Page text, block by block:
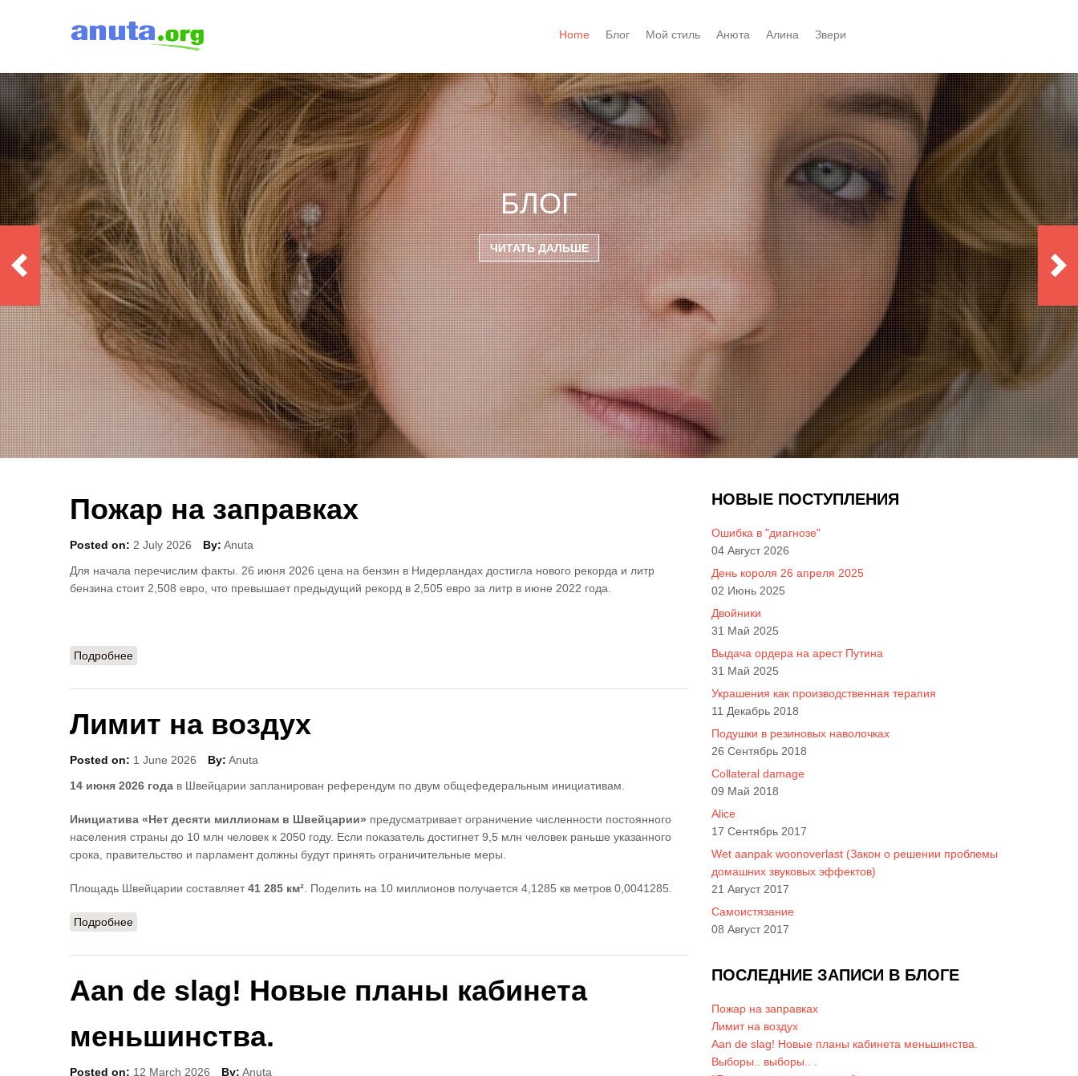
Home Блог Мой стиль Анюта Алинa Звери
БЛОГ
ЧИТАТЬ ДАЛЬШЕ
Пожар на заправках
Posted on: 2 July 2026 By: Anuta
Для начала перечислим факты. 26 июня 2026 цена на бензин в Нидерландах достигла нового рекорда и литр
бензина стоит 2,508 евро, что превышает предыдущий рекорд в 2,505 евро за литр в июне 2022 года.
Подробнее
Лимит на воздух
Posted on: 1 June 2026 By: Anuta
14 июня 2026 года в Швейцарии запланирован референдум по двум общефедеральным инициативам.
Инициатива «Нет десяти миллионам в Швейцарии» предусматривает ограничение численности постоянного
населения страны до 10 млн человек к 2050 году. Если показатель достигнет 9,5 млн человек раньше указанного
срока, правительство и парламент должны будут принять ограничительные меры.
Площадь Швейцарии составляет41 285 км² . Поделить на 10 миллионов получается 4,1285 кв метров 0,0041285.
Подробнее
Aan de slag! Новые планы кабинета
меньшинства.
Posted on: 12 March 2026 By: Anuta
НОВЫЕ ПОСТУПЛЕНИЯ
Ошибка в "диагнозе"
04 Август 2026
День короля 26 апреля 2025
02 Июнь 2025
Двойники
31 Май 2025
Выдача ордера на арест Путина
31 Май 2025
Украшения как производственная терапия
11 Декабрь 2018
Подушки в резиновых наволочках
26 Сентябрь 2018
Collateral damage
09 Май 2018
Alice
17 Сентябрь 2017
Wet aanpak woonoverlast (Закон о решении проблемы
домашних звуковых эффектов)
21 Август 2017
Самоистязание
08 Август 2017
ПОСЛЕДНИЕ ЗАПИСИ В БЛОГЕ
Пожар на заправках
Лимит на воздух
Aan de slag! Новые планы кабинета меньшинства.
Выборы.. выборы.. .